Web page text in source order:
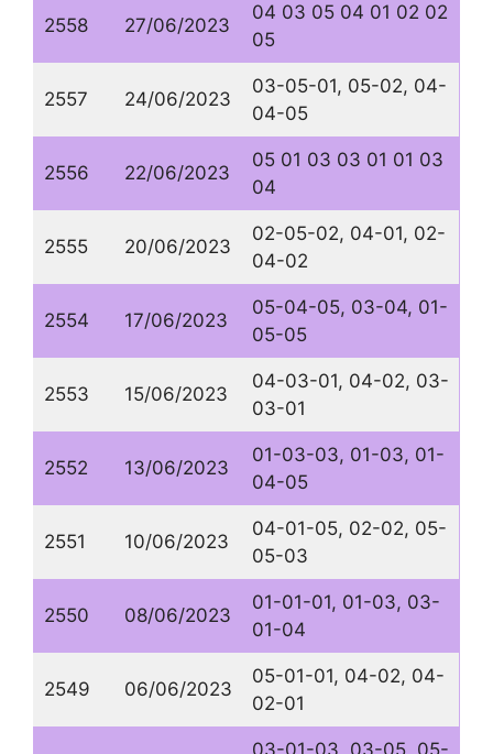
2558 27/06/2023
04 03 05 04 01 02 02
05
2557 24/06/2023
03-05-01, 05-02, 04-
04-05
2556 22/06/2023
05 01 03 03 01 01 03
04
2555 20/06/2023
02-05-02, 04-01, 02-
04-02
2554 17/06/2023
05-04-05, 03-04, 01-
05-05
2553 15/06/2023
04-03-01, 04-02, 03-
03-01
2552 13/06/2023
01-03-03, 01-03, 01-
04-05
2551 10/06/2023
04-01-05, 02-02, 05-
05-03
2550 08/06/2023
01-01-01, 01-03, 03-
01-04
2549 06/06/2023
05-01-01, 04-02, 04-
02-01